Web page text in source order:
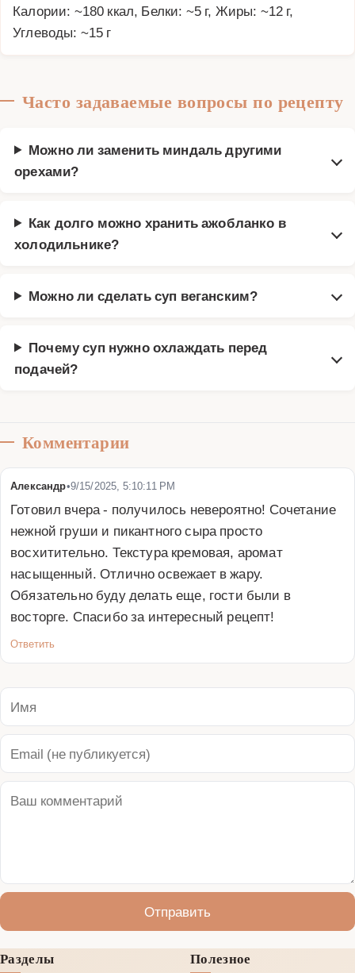
Калории: ~180 ккал, Белки: ~5 г, Жиры: ~12 г,
Углеводы: ~15 г
Часто задаваемые вопросы по рецепту
Можно ли заменить миндаль другими
орехами?
Как долго можно хранить ажобланко в
холодильнике?
Можно ли сделать суп веганским?
Почему суп нужно охлаждать перед
подачей?
Комментарии
Александр•9/15/2025, 5:10:11 PM
Готовил вчера - получилось невероятно! Сочетание
нежной груши и пикантного сыра просто
восхитительно. Текстура кремовая, аромат
насыщенный. Отлично освежает в жару.
Обязательно буду делать еще, гости были в
восторге. Спасибо за интересный рецепт!
Ответить
Отправить
Разделы Полезное